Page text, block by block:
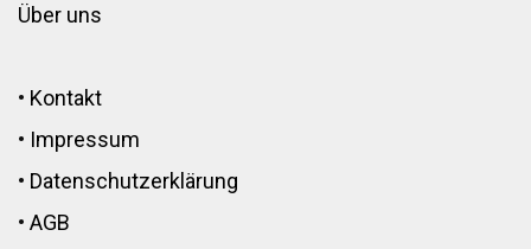
Über uns
• Kontakt
• Impressum
• Datenschutzerklärung
• AGB